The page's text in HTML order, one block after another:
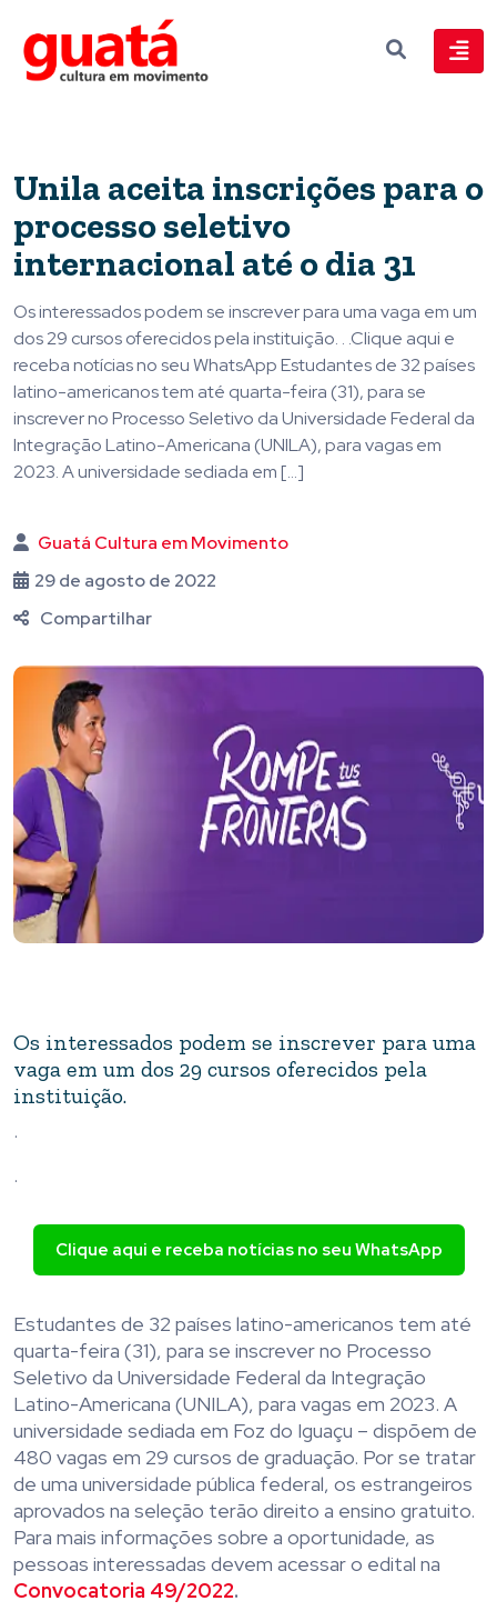
Unila aceita inscrições para o
processo seletivo
internacional até o dia 31
Os interessados podem se inscrever para uma vaga em um
dos 29 cursos oferecidos pela instituição. . .Clique aqui e
receba notícias no seu WhatsApp Estudantes de 32 países
latino-americanos tem até quarta-feira (31), para se
inscrever no Processo Seletivo da Universidade Federal da
Integração Latino-Americana (UNILA), para vagas em
2023. A universidade sediada em […]
Guatá Cultura em Movimento
29 de agosto de 2022
Compartilhar
Os interessados podem se inscrever para uma
vaga em um dos 29 cursos oferecidos pela
instituição.
.
.
Clique aqui e receba notícias no seu WhatsApp
Estudantes de 32 países latino-americanos tem até
quarta-feira (31), para se inscrever no Processo
Seletivo da Universidade Federal da Integração
Latino-Americana (UNILA), para vagas em 2023. A
universidade sediada em Foz do Iguaçu – dispõem de
480 vagas em 29 cursos de graduação. Por se tratar
de uma universidade pública federal, os estrangeiros
aprovados na seleção terão direito a ensino gratuito.
Para mais informações sobre a oportunidade, as
pessoas interessadas devem acessar o edital na
Convocatoria 49/2022.